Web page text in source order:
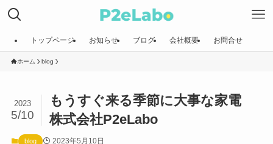
トップページ お知らせ ブログ 会社概要 お問合せ
ホーム blog
もうすぐ来る季節に大事な家電
株式会社P2eLabo
2023
5/10
blog 2023年5月10日